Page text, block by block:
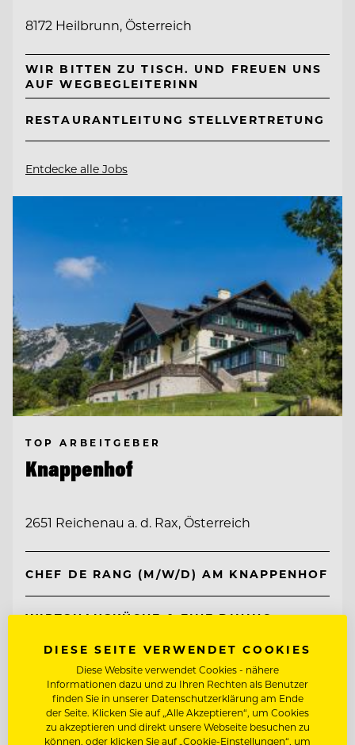
8172 Heilbrunn, Österreich
WIR BITTEN ZU TISCH. UND FREUEN UNS
AUF WEGBEGLEITERINN
RESTAURANTLEITUNG STELLVERTRETUNG
Entdecke alle Jobs
TOP ARBEITGEBER
Knappenhof
2651 Reichenau a. d. Rax, Österreich
CHEF DE RANG (M/W/D) AM KNAPPENHOF
WIRTSHAUSKÜCHE & FINE DINING
Entdecke alle Jobs
DIESE SEITE VERWENDET COOKIES
Diese Website verwendet Cookies - nähere
Informationen dazu und zu Ihren Rechten als Benutzer
finden Sie in unserer Datenschutzerklärung am Ende
der Seite. Klicken Sie auf „Alle Akzeptieren“, um Cookies
zu akzeptieren und direkt unsere Webseite besuchen zu
können, oder klicken Sie auf „Cookie-Einstellungen“, um